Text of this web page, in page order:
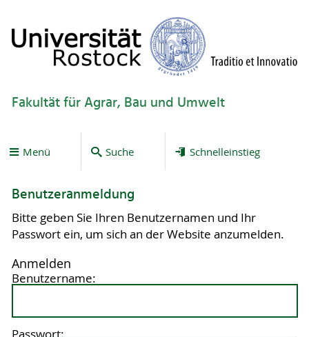
Fakultät für Agrar, Bau und Umwelt
Menü Suche Schnelleinstieg
Benutzeranmeldung
Bitte geben Sie Ihren Benutzernamen und Ihr
Passwort ein, um sich an der Website anzumelden.
Anmelden
Benutzername: